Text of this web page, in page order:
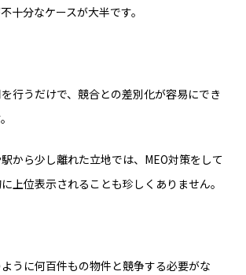
十分なケースが大半です。
行うだけで、競合との差別化が容易にでき
から少し離れた立地では、MEO対策をして
上位表示されることも珍しくありません。
うに何百件もの物件と競争する必要がな